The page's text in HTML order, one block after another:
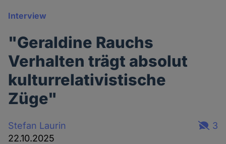
Interview
"Geraldine Rauchs
Verhalten trägt absolut
kulturrelativistische
Züge"
Stefan Laurin
22.10.2025
3